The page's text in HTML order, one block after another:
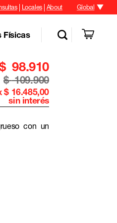
Locales About Global
Físicas
98.910
$ 109.900
$ 16.485,00
sin interés
con un